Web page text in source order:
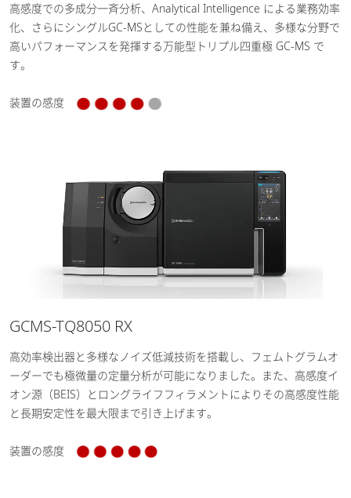
高感度での多成分一斉分析、Analytical Intelligence による業務効率
化、さらにシングルGC-MSとしての性能を兼ね備え、多様な分野で
高いパフォーマンスを発揮する万能型トリプル四重極 GC-MS で
す。
装置の感度
GCMS-TQ8050 RX
高効率検出器と多様なノイズ低減技術を搭載し、フェムトグラムオ
ーダーでも極微量の定量分析が可能になりました。また、高感度イ
オン源（BEIS）とロングライフフィラメントによりその高感度性能
と長期安定性を最大限まで引き上げます。
装置の感度